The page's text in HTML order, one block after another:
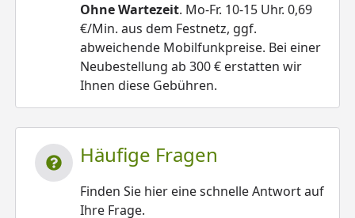
Ohne Wartezeit. Mo-Fr. 10-15 Uhr. 0,69
€/Min. aus dem Festnetz, ggf.
abweichende Mobilfunkpreise. Bei einer
Neubestellung ab 300 € erstatten wir
Ihnen diese Gebühren.
Häufige Fragen
Finden Sie hier eine schnelle Antwort auf
Ihre Frage.